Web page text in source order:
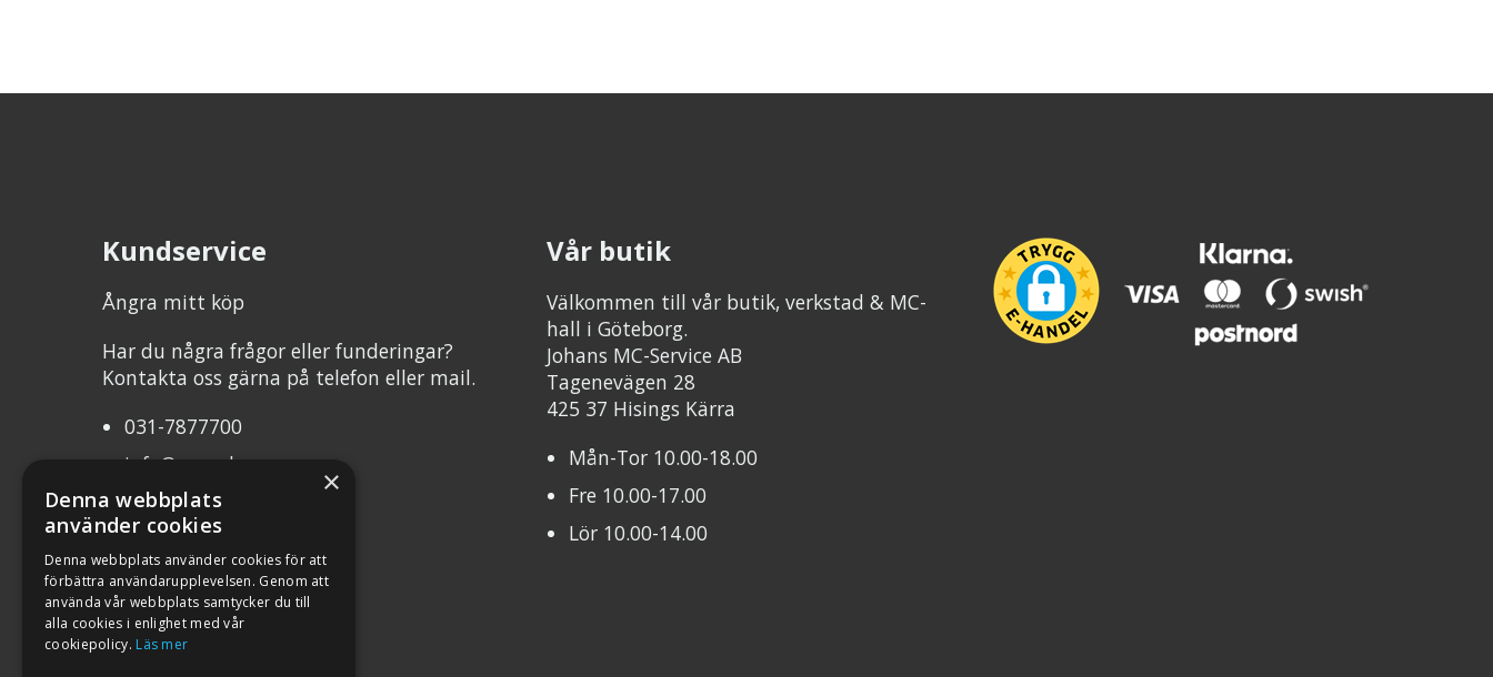
Kundservice
Ångra mitt köp
Har du några frågor eller funderingar?
Kontakta oss gärna på telefon eller mail.
031-7877700
info@mcweb.se
Mån-Tor 10.00-17.00
Fre 10.00-17.00
Org.nr 556232-8483
Vår butik
Välkommen till vår butik, verkstad & MC-
hall i Göteborg.
Johans MC-Service AB
Tagenevägen 28
425 37 Hisings Kärra
Mån-Tor 10.00-18.00
Fre 10.00-17.00
Lör 10.00-14.00
×
Denna webbplats
använder cookies
Denna webbplats använder cookies för att
förbättra användarupplevelsen. Genom att
använda vår webbplats samtycker du till
alla cookies i enlighet med vår
cookiepolicy. Läs mer